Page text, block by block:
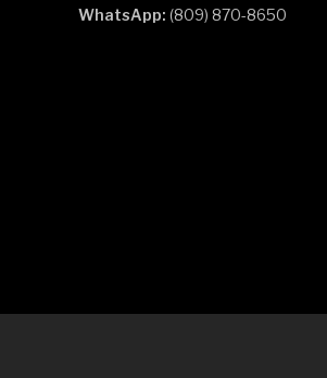
WhatsApp: (809) 870-8650